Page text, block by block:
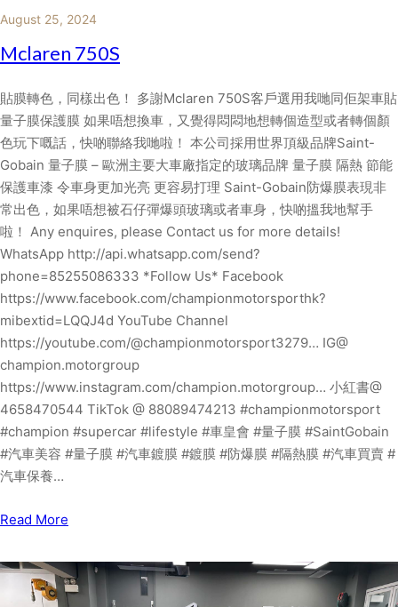
August 25, 2024
Mclaren 750S
貼膜轉色，同樣出色！ 多謝Mclaren 750S客戶選用我哋同佢架車貼
量子膜保護膜 如果唔想換車，又覺得悶悶地想轉個造型或者轉個顏
色玩下嘅話，快啲聯絡我哋啦！ 本公司採用世界頂級品牌Saint-
Gobain 量子膜 – 歐洲主要大車廠指定的玻璃品牌 量子膜 隔熱 節能
保護車漆 令車身更加光亮 更容易打理 Saint-Gobain防爆膜表現非
常出色，如果唔想被石仔彈爆頭玻璃或者車身，快啲搵我地幫手
啦！ Any enquires, please Contact us for more details!
WhatsApp http://api.whatsapp.com/send?
phone=85255086333 *Follow Us* Facebook
https://www.facebook.com/championmotorsporthk?
mibextid=LQQJ4d YouTube Channel
https://youtube.com/@championmotorsport3279… IG@
champion.motorgroup
https://www.instagram.com/champion.motorgroup… 小紅書@
4658470544 TikTok @ 88089474213 #championmotorsport
#champion #supercar #lifestyle #車皇會 #量子膜 #SaintGobain
#汽車美容 #量子膜 #汽車鍍膜 #鍍膜 #防爆膜 #隔熱膜 #汽車買賣 #
汽車保養…
Read More